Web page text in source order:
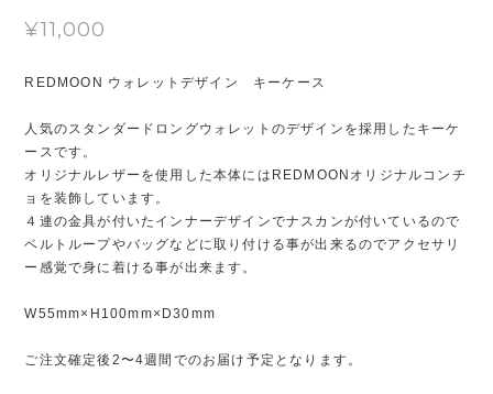
¥11,000
REDMOON ウォレットデザイン キーケース
人気のスタンダードロングウォレットのデザインを採用したキーケ
ースです。
オリジナルレザーを使用した本体にはREDMOONオリジナルコンチ
ョを装飾しています。
４連の金具が付いたインナーデザインでナスカンが付いているので
ベルトループやバッグなどに取り付ける事が出来るのでアクセサリ
ー感覚で身に着ける事が出来ます。
W55mm×H100mm×D30mm
ご注文確定後2〜4週間でのお届け予定となります。